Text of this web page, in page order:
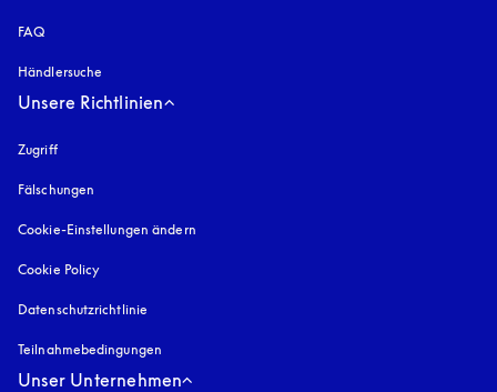
FAQ
Händlersuche
Unsere Richtlinien
Zugrifföffnet sich in einem neuen Tab
Fälschungen
Cookie-Einstellungen ändern
Cookie Policy
Datenschutzrichtlinie
Teilnahmebedingungen
Unser Unternehmen